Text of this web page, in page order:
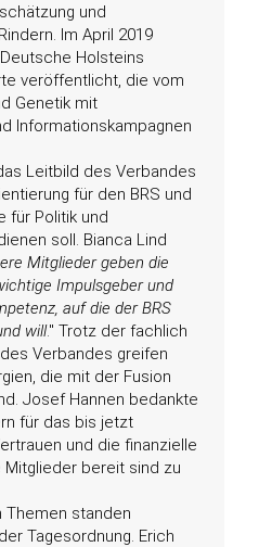
und
Im April 2019
Holsteins
veröffentlicht, die vom
Genetik mit
Informationskampagnen
Leitbild des Verbandes
für den BRS und
für Politik und
soll. Bianca Lind
Mitglieder geben die
Impulsgeber und
auf die der BRS
will. Trotz der fachlich
Verbandes greifen
die mit der Fusion
Josef Hannen bedankte
für das bis jetzt
und die finanzielle
bereit sind zu
Themen standen
Tagesordnung. Erich